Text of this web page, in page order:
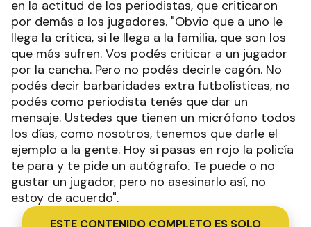
en la actitud de los periodistas, que criticaron
por demás a los jugadores. "Obvio que a uno le
llega la crítica, si le llega a la familia, que son los
que más sufren. Vos podés criticar a un jugador
por la cancha. Pero no podés decirle cagón. No
podés decir barbaridades extra futbolísticas, no
podés como periodista tenés que dar un
mensaje. Ustedes que tienen un micrófono todos
los días, como nosotros, tenemos que darle el
ejemplo a la gente. Hoy si pasas en rojo la policía
te para y te pide un autógrafo. Te puede o no
gustar un jugador, pero no asesinarlo así, no
estoy de acuerdo".
ESTE CONTENIDO COMPLETO ES SOLO